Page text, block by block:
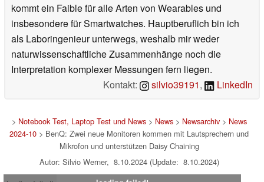
kommt ein Faible für alle Arten von Wearables und
insbesondere für Smartwatches. Hauptberuflich bin ich
als Laboringenieur unterwegs, weshalb mir weder
naturwissenschaftliche Zusammenhänge noch die
Interpretation komplexer Messungen fern liegen.
Kontakt:
silvio39191, LinkedIn
> Notebook Test, Laptop Test und News> News> Newsarchiv> News
2024-10 > BenQ: Zwei neue Monitoren kommen mit Lautsprechern und
Mikrofon und unterstützen Daisy Chaining
Autor: Silvio Werner, 8.10.2024 (Update: 8.10.2024)